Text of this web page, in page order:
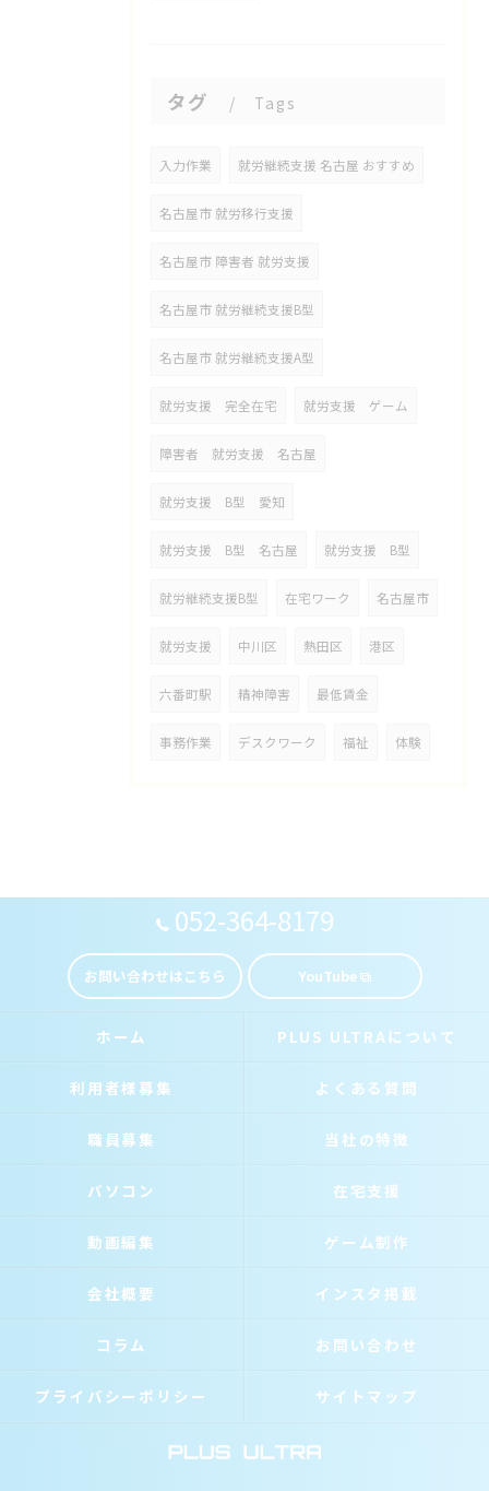
タグ Tags
入力作業 就労継続支援 名古屋 おすすめ
名古屋市 就労移行支援
名古屋市 障害者 就労支援
名古屋市 就労継続支援B型
名古屋市 就労継続支援A型
就労支援 完全在宅 就労支援 ゲーム
障害者 就労支援 名古屋
就労支援 B型 愛知
就労支援 B型 名古屋 就労支援 B型
就労継続支援B型 在宅ワーク 名古屋市
就労支援 中川区 熱田区 港区
六番町駅 精神障害 最低賃金
事務作業 デスクワーク 福祉 体験
052-364-8179
お問い合わせはこちら YouTube
ホーム PLUS ULTRAについて
利用者様募集 よくある質問
職員募集 当社の特徴
パソコン 在宅支援
動画編集 ゲーム制作
会社概要 インスタ掲載
コラム お問い合わせ
プライバシーポリシー サイトマップ